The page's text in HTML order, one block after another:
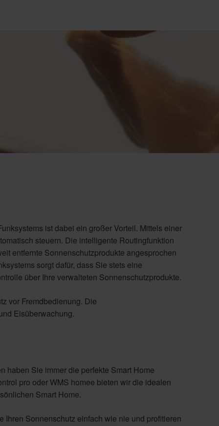
ist dabei ein großer Vorteil. Mittels einer
steuern. Die intelligente Routingfunktion
entfernte Sonnenschutzprodukte angesprochen
sorgt dafür, dass Sie stets eine
über Ihre verwalteten Sonnenschutzprodukte.
vor Fremdbedienung. Die
Eisüberwachung.
haben Sie immer die perfekte Smart Home
pro oder WMS homee bieten wir die idealen
Smart Home.
Ihren Sonnenschutz einfach wie nie und profitieren